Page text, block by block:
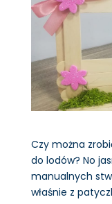
Czy można
do lodów? No
manualnych
właśnie z